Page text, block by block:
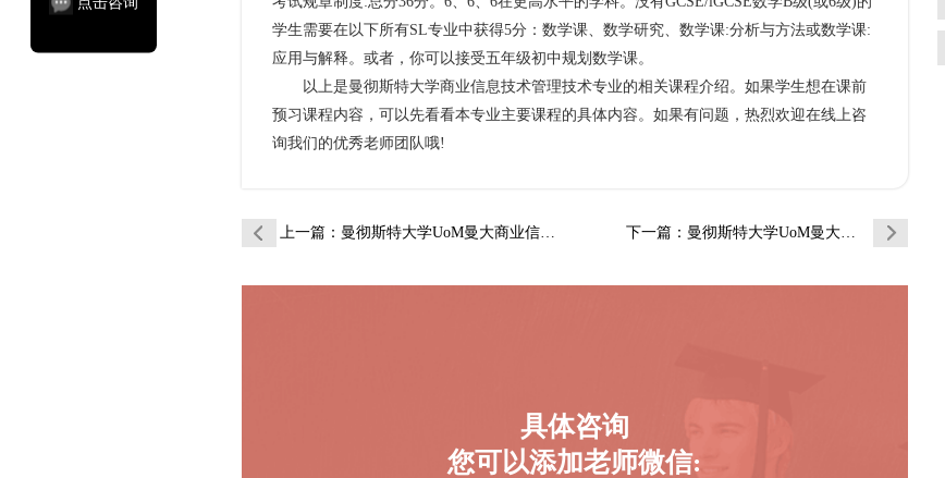
学生需要在以下所有SL专业中获得5分：数学课、数学研究、数学课:分析与方法或数学课:
应用与解释。或者，你可以接受五年级初中规划数学课。
以上是曼彻斯特大学商业信息技术管理技术专业的相关课程介绍。如果学生想在课前
预习课程内容，可以先看看本专业主要课程的具体内容。如果有问题，热烈欢迎在线上咨
询我们的优秀老师团队哦!
上一篇：曼彻斯特大学UoM曼大商业信息技术管理辅… 下一篇 ：曼彻斯特大学UoM曼大戏剧专业辅导补习补…
具体咨询
您可以添加老师微信: